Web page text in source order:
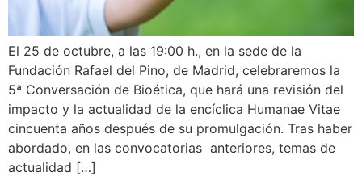
El 25 de octubre, a las 19:00 h., en la sede de la
Fundación Rafael del Pino, de Madrid, celebraremos la
5ª Conversación de Bioética, que hará una revisión del
impacto y la actualidad de la encíclica Humanae Vitae
cincuenta años después de su promulgación. Tras haber
abordado, en las convocatorias anteriores, temas de
actualidad […]